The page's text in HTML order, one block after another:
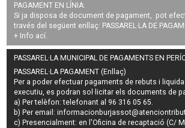
PAGAMENT EN LÍNIA:
Si ja disposa de document de pagament, pot
través del següent enllaç: PASSAREL·LA DE
+ Info ací.
PASSAREL·LA MUNICIPAL DE PAGAMENTS EN
PASSAREL·LA PAGAMENT (Enllaç)
Per a poder efectuar pagaments derebuts i
executiu, es podran sol·licitar els documents de
a) Per telèfon: telefonant al 96 316 05 65.
b) Per email:
c) Presencialment: en l'Oficina de recaptació (C/